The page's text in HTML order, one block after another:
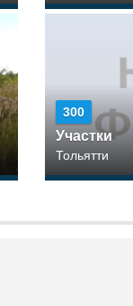
300
Участки
Тольятти